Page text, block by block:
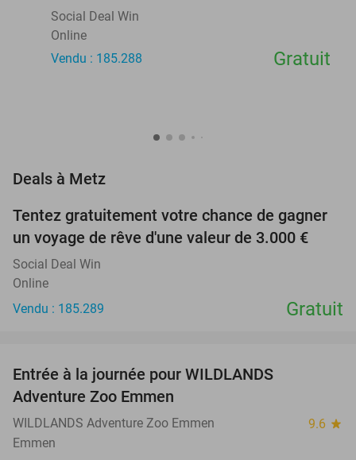
Social Deal Win
Online
Vendu : 185.288
Gratuit
Deals à Metz
Tentez gratuitement votre chance de gagner
un voyage de rêve d'une valeur de 3.000 €
Social Deal Win
Online
Vendu : 185.289
Gratuit
Entrée à la journée pour WILDLANDS
Adventure Zoo Emmen
WILDLANDS Adventure Zoo Emmen 9.6 star
Emmen